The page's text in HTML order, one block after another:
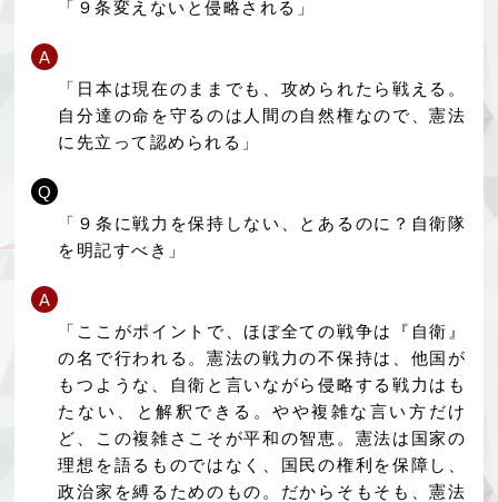
「９条変えないと侵略される」
A
「日本は現在のままでも、攻められたら戦える。
自分達の命を守るのは人間の自然権なので、憲法
に先立って認められる」
Q
「９条に戦力を保持しない、とあるのに？自衛隊
を明記すべき」
A
「ここがポイントで、ほぼ全ての戦争は『自衛』
の名で行われる。憲法の戦力の不保持は、他国が
もつような、自衛と言いながら侵略する戦力はも
たない、と解釈できる。やや複雑な言い方だけ
ど、この複雑さこそが平和の智恵。憲法は国家の
理想を語るものではなく、国民の権利を保障し、
政治家を縛るためのもの。だからそもそも、憲法